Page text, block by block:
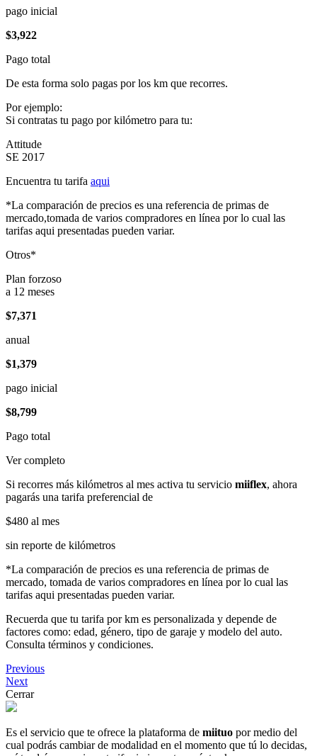
pago inicial
$3,922
Pago total
De esta forma solo pagas por los km que recorres.
Por ejemplo:
Si contratas tu pago por kilómetro para tu:
Attitude
SE 2017
Encuentra tu tarifa aqui
*La comparación de precios es una referencia de primas de
mercado,tomada de varios compradores en línea por lo cual las
tarifas aqui presentadas pueden variar.
Otros*
Plan forzoso
a 12 meses
$7,371
anual
$1,379
pago inicial
$8,799
Pago total
Ver completo
Si recorres más kilómetros al mes activa tu servicio miiflex, ahora
pagarás una tarifa preferencial de
$480 al mes
sin reporte de kilómetros
*La comparación de precios es una referencia de primas de
mercado, tomada de varios compradores en línea por lo cual las
tarifas aqui presentadas pueden variar.
Recuerda que tu tarifa por km es personalizada y depende de
factores como: edad, género, tipo de garaje y modelo del auto.
Consulta términos y condiciones.
Previous
Next
Cerrar
Es el servicio que te ofrece la plataforma de miituo por medio del
cual podrás cambiar de modalidad en el momento que tú lo decidas,